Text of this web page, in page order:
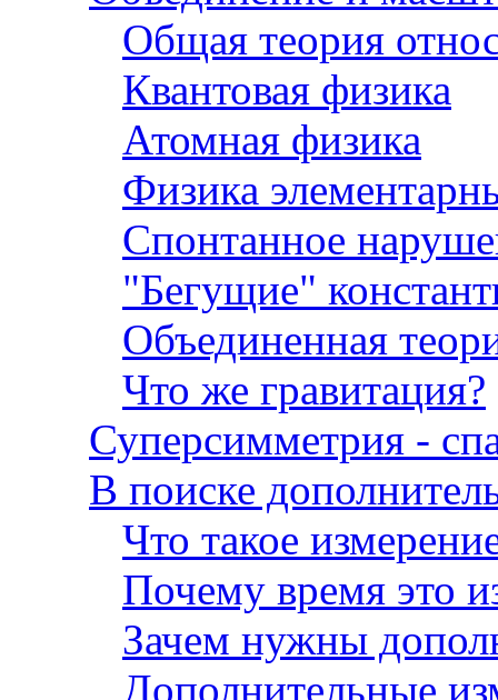
Общая теория
Квантовая физика
Атомная физика
Физика
Спонтанное
"Бегущие"
Объединенная
Что же гравитация?
Суперсимметрия -
В поиске
Что такое
Почему время это
Зачем нужны
Дополнительные